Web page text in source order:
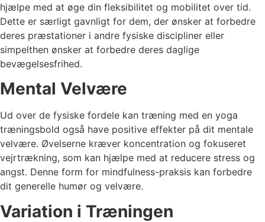
hjælpe med at øge din fleksibilitet og mobilitet over tid.
Dette er særligt gavnligt for dem, der ønsker at forbedre
deres præstationer i andre fysiske discipliner eller
simpelthen ønsker at forbedre deres daglige
bevægelsesfrihed.
Mental Velvære
Ud over de fysiske fordele kan træning med en yoga
træningsbold også have positive effekter på dit mentale
velvære. Øvelserne kræver koncentration og fokuseret
vejrtrækning, som kan hjælpe med at reducere stress og
angst. Denne form for mindfulness-praksis kan forbedre
dit generelle humør og velvære.
Variation i Træningen